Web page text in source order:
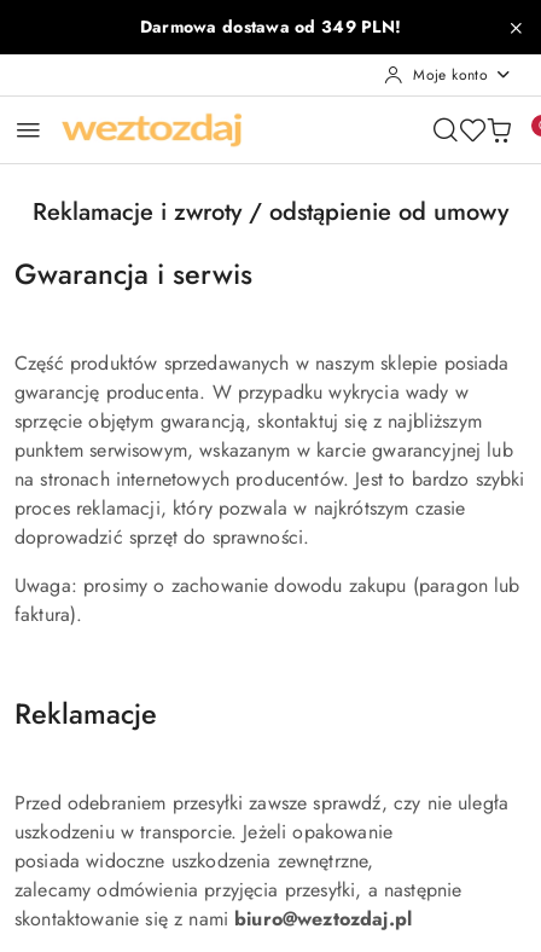
Przejdź do treści głównej
Przejdź do wyszukiwarki
Przejdź do moje konto
Przejdź do menu głównego
Przejdź do stopkiDarmowa dostawa od 349 PLN!
Moje konto
Reklamacje i zwroty / odstąpienie od umowy
Gwarancja i serwis
Część produktów sprzedawanych w naszym sklepie posiada
gwarancję producenta. W przypadku wykrycia wady w
sprzęcie objętym gwarancją, skontaktuj się z najbliższym
punktem serwisowym, wskazanym w karcie gwarancyjnej lub
na stronach internetowych producentów. Jest to bardzo szybki
proces reklamacji, który pozwala w najkrótszym czasie
doprowadzić sprzęt do sprawności.
Uwaga: prosimy o zachowanie dowodu zakupu (paragon lub
faktura).
Reklamacje
Przed odebraniem przesyłki zawsze sprawdź, czy nie uległa
uszkodzeniu w transporcie. Jeżeli opakowanie
posiada widoczne uszkodzenia zewnętrzne,
zalecamy odmówienia przyjęcia przesyłki, a następnie
skontaktowanie się z nami biuro@weztozdaj.pl